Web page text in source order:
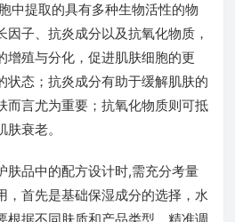
中提取的具有多种生物活性的物
因子、抗炎成分以及抗氧化物质，
增殖与分化，促进肌肤细胞的更
状态；抗炎成分有助于缓解肌肤的
而言尤为重要；抗氧化物质则可抵
衰老。
肤品中的配方设计时,需充分考量
，首先是基础保湿成分的选择，水